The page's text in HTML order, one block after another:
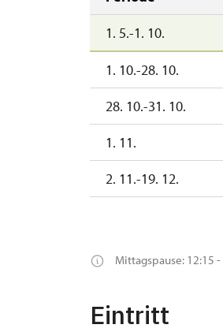
1. 5.-1. 10.
1. 10.-28. 10.
28. 10.-31. 10.
1. 11.
2. 11.-19. 12.
Mittagspause: 12:15 -
Eintritt